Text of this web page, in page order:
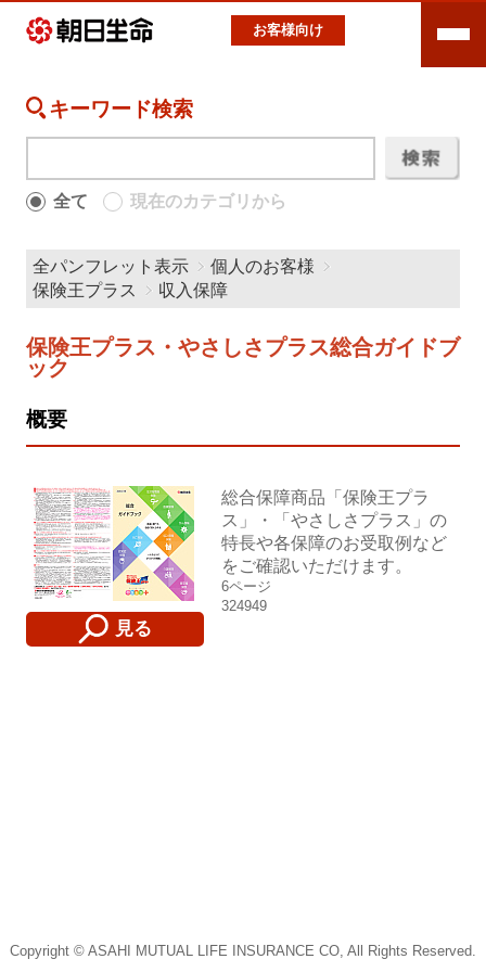
お客様向け
全パンフレット表示
個人のお客様
保険王プラス
収入保障
保険王プラス・やさしさプラス総合ガイドブ
ック
概要
見る
総合保障商品「保険王プラ
ス」・「やさしさプラス」の
特長や各保障のお受取例など
をご確認いただけます。
6ページ
324949
キーワード検索
全て 現在のカテゴリから
Copyright © ASAHI MUTUAL LIFE INSURANCE CO, All Rights Reserved.